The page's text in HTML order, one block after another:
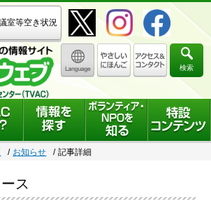
室等空き状況
検索
お知らせ 記事詳細
ス